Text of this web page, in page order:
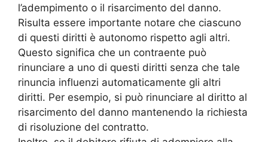
l’adempimento o il risarcimento del danno.
Risulta essere importante notare che ciascuno
di questi diritti è autonomo rispetto agli altri.
Questo significa che un contraente può
rinunciare a uno di questi diritti senza che tale
rinuncia influenzi automaticamente gli altri
diritti. Per esempio, si può rinunciare al diritto al
risarcimento del danno mantenendo la richiesta
di risoluzione del contratto.